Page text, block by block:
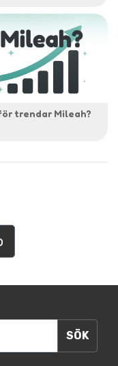
trendar Mileah?